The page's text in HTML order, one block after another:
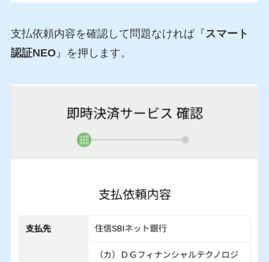
支払依頼内容を確認して問題なければ『スマート
認証NEO』を押します。